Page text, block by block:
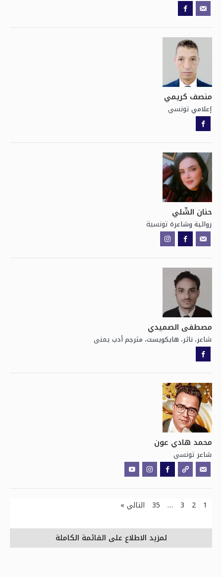
منصف كريمي
إعلامي تونسي
حنان الشّلي
روائية وشاعرة تونسية
مصطفى الصميدي
شاعر، ناثر، هايكويست، مترجم أدب يمني
محمد هادي عون
شاعر تونسي
1
2
3
…
35 التالي »
لمزيد الاطلاع على القائمة الكاملة